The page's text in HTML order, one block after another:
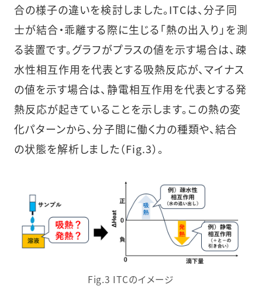
合の様子の違いを検討しました。ITCは、分子同
士が結合・乖離する際に生じる「熱の出入り」を測
る装置です。グラフがプラスの値を示す場合は、疎
水性相互作用を代表とする吸熱反応が、マイナス
の値を示す場合は、静電相互作用を代表とする発
熱反応が起きていることを示します。この熱の変
化パターンから、分子間に働く力の種類や、結合
の状態を解析しました（Fig.3）。
Fig.3 ITCのイメージ